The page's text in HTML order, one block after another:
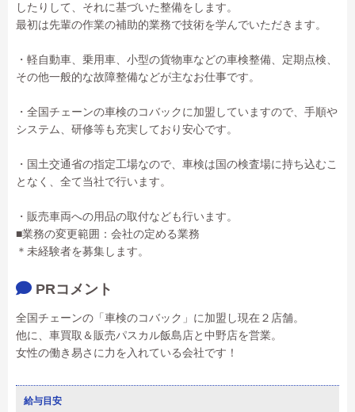
したりして、それに基づいた整備をします。
最初は先輩の作業の補助的業務で技術を学んでいただきます。
・軽自動車、乗用車、小型の貨物車などの車検整備、定期点検、
その他一般的な故障整備などが主なお仕事です。
・全国チェーンの車検のコバックに加盟していますので、手順や
システム、研修等も充実しており安心です。
・国土交通省の指定工場なので、車検は国の検査場に持ち込むこ
となく、全て当社で行います。
・販売車両への用品の取付なども行います。
■業務の変更範囲：会社の定める業務
＊未経験者を募集します。
PRコメント
全国チェーンの「車検のコバック」に加盟し現在２店舗。
他に、車買取＆販売パスカル飯島店と中野店を営業。
女性の働き易さに力を入れている会社です！
給与目安